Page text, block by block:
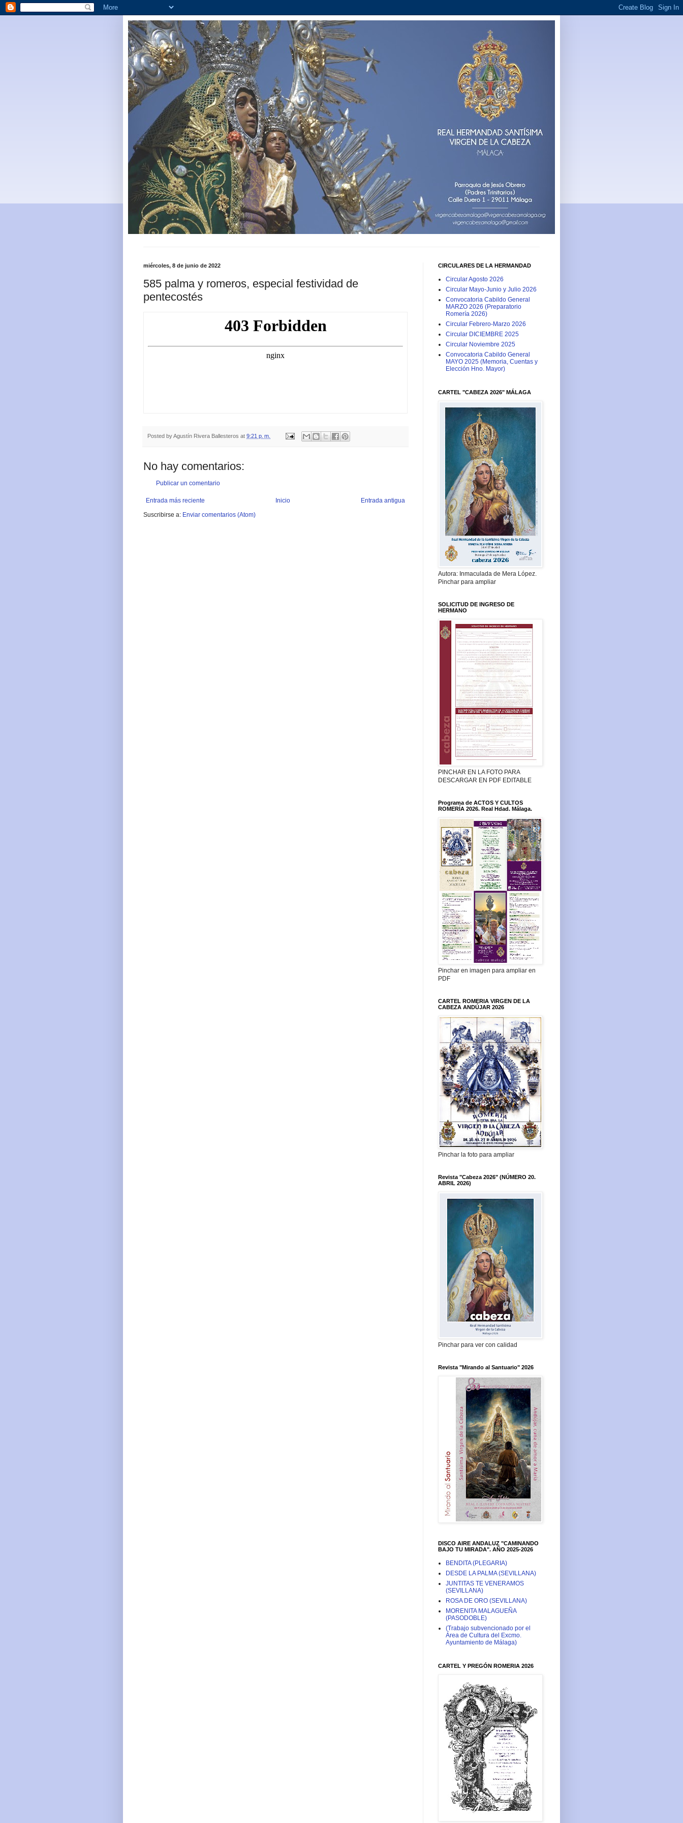
miércoles, 8 de junio de 2022
585 palma y romeros, especial festividad de
pentecostés
Posted byAgustín Rivera Ballesteros at 9:21 p. m.
No hay comentarios:
Publicar un comentario
Entrada más reciente Entrada antigua
Inicio
Suscribirse a: Enviar comentarios (Atom)
CIRCULARES DE LA HERMANDAD
Circular Agosto 2026
Circular Mayo-Junio y Julio 2026
Convocatoria Cabildo General
MARZO 2026 (Preparatorio
Romería 2026)
Circular Febrero-Marzo 2026
Circular DICIEMBRE 2025
Circular Noviembre 2025
Convocatoria Cabildo General
MAYO 2025 (Memoria, Cuentas y
Elección Hno. Mayor)
CARTEL "CABEZA 2026" MÁLAGA
Autora: Inmaculada de Mera López.
Pinchar para ampliar
SOLICITUD DE INGRESO DE
HERMANO
PINCHAR EN LA FOTO PARA
DESCARGAR EN PDF EDITABLE
Programa de ACTOS Y CULTOS
ROMERÍA 2026. Real Hdad. Málaga.
Pinchar en imagen para ampliar en
PDF
CARTEL ROMERIA VIRGEN DE LA
CABEZA ANDÚJAR 2026
Pinchar la foto para ampliar
Revista "Cabeza 2026" (NÚMERO 20.
ABRIL 2026)
Pinchar para ver con calidad
Revista "Mirando al Santuario" 2026
DISCO AIRE ANDALUZ "CAMINANDO
BAJO TU MIRADA". AÑO 2025-2026
BENDITA (PLEGARIA)
DESDE LA PALMA (SEVILLANA)
JUNTITAS TE VENERAMOS
(SEVILLANA)
ROSA DE ORO (SEVILLANA)
MORENITA MALAGUEÑA
(PASODOBLE)
(Trabajo subvencionado por el
Área de Cultura del Excmo.
Ayuntamiento de Málaga)
CARTEL Y PREGÓN ROMERIA 2026